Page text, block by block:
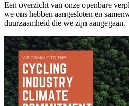
Een overzicht van onze openbare
we ons hebben aangesloten en
duurzaamheid die we zijn aangegaan.